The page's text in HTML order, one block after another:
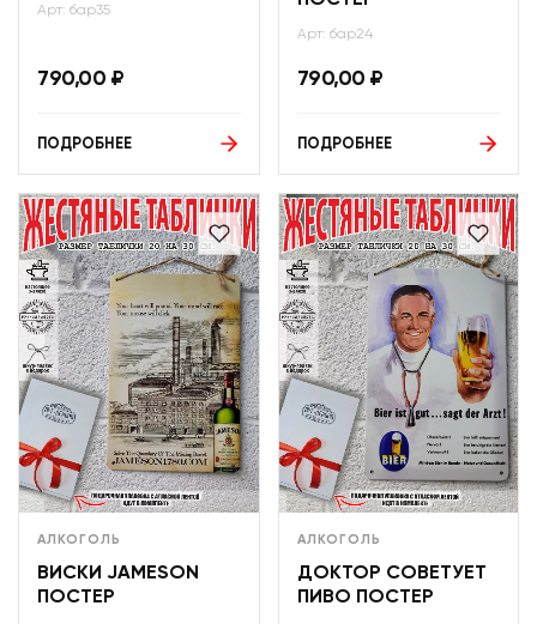
Арт: бар35
790,00 ₽
ПОДРОБНЕЕ
Арт: бар24
790,00 ₽
ПОДРОБНЕЕ
АЛКОГОЛЬ
ВИСКИ JAMESON
ПОСТЕР
АЛКОГОЛЬ
ДОКТОР СОВЕТУЕТ
ПИВО ПОСТЕР